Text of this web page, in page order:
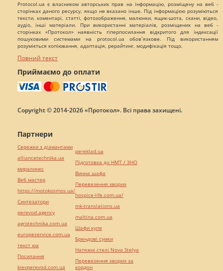
Protocol.ua є власником авторських прав на інформацію, розміщену на веб -
сторінках даного ресурсу, якщо не вказано інше. Під інформацією розуміються
тексти, коментарі, статті, фотозображення, малюнки, ящик-шота, скани, відео,
аудіо, інші матеріали. При використанні матеріалів, розміщених на веб -
сторінках «Протокол» наявність гіперпосилання відкритого для індексації
пошуковими системами на protocol.ua обов`язкове. Під використанням
розуміється копіювання, адаптація, рерайтинг, модифікація тощо.
Повний текст
Приймаємо до оплати
Copyright © 2014-2026 «Протокол». Всі права захищені.
Партнери
Сережки з діамантами
alliancetechnika.ua
миралинкс
Веб мастер
https://motokosmos.ua/
Синтезатори
perevod.agency
agrotechnika.com.ua
europeservice.com.ua
текст юа
Посилання
kievperevod.com.ua
pereklad.ua
Підготовка до НМТ / ЗНО
Винна шафа
Перевезення хворих
hospice-life.com.ua/
mk-translations.ua
maltina.com.ua
Шафи купе
Брендові сумки
Натяжні стелі Nova Stelya
Перевезення хворих за
кордон